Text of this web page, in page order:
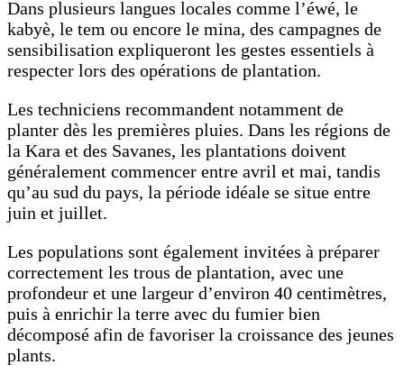
Dans plusieurs langues locales comme l’éwé, le
kabyè, le tem ou encore le mina, des campagnes de
sensibilisation expliqueront les gestes essentiels à
respecter lors des opérations de plantation.
Les techniciens recommandent notamment de
planter dès les premières pluies. Dans les régions de
la Kara et des Savanes, les plantations doivent
généralement commencer entre avril et mai, tandis
qu’au sud du pays, la période idéale se situe entre
juin et juillet.
Les populations sont également invitées à préparer
correctement les trous de plantation, avec une
profondeur et une largeur d’environ 40 centimètres,
puis à enrichir la terre avec du fumier bien
décomposé afin de favoriser la croissance des jeunes
plants.